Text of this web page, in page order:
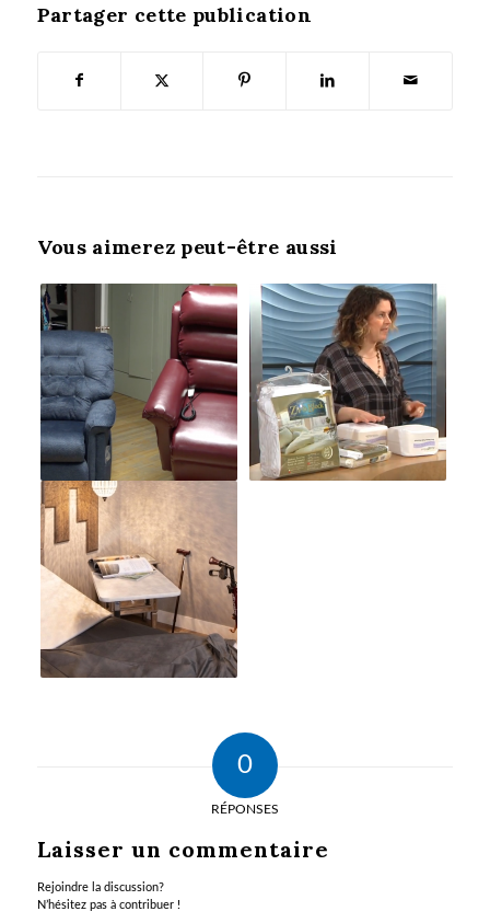
Partager cette publication
Vous aimerez peut-être aussi
0
RÉPONSES
Laisser un commentaire
Rejoindre la discussion?
N’hésitez pas à contribuer !